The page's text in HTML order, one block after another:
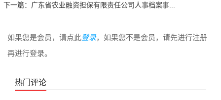
下一篇： 广东省农业融资担保有限责任公司人事档案事...
如果您是会员，请点此登录，如果您不是会员，请先进行注册
再进行登录。
热门评论